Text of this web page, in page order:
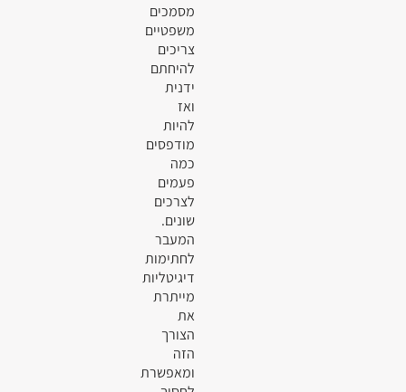
מסמכים
משפטיים
צריכים
להיחתם
ידנית
ואז
להיות
מודפסים
כמה
פעמים
לצרכים
שונים.
המעבר
לחתימות
דיגיטליות
מייתרת
את
הצורך
הזה
ומאפשרת